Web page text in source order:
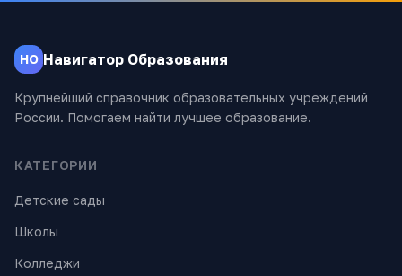
НО Навигатор Образования
Крупнейший справочник образовательных учреждений
России. Помогаем найти лучшее образование.
КАТЕГОРИИ
Детские сады
Школы
Колледжи